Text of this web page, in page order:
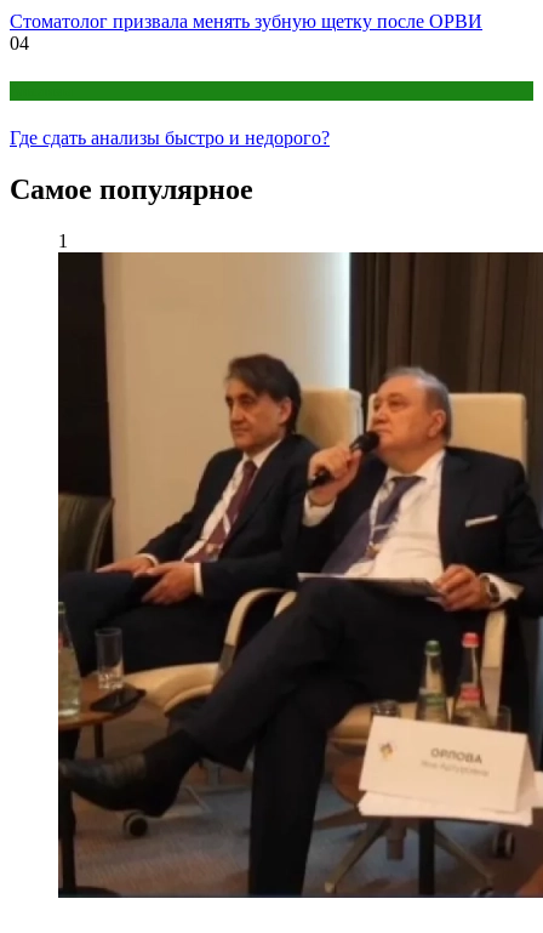
Стоматолог призвала менять зубную щетку после ОРВИ
04
Где сдать анализы быстро и недорого?
Самое популярное
1